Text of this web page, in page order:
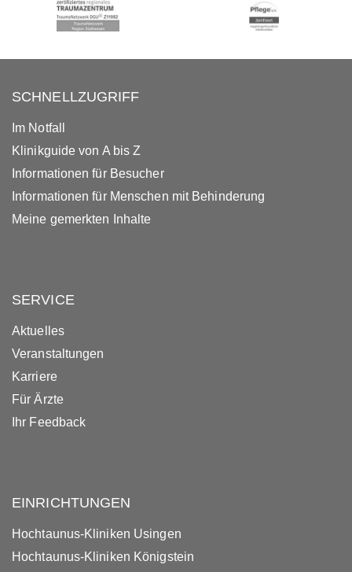
SCHNELLZUGRIFF
Im Notfall
Klinikguide von A bis Z
Informationen für Besucher
Informationen für Menschen mit Behinderung
Meine gemerkten Inhalte
SERVICE
Aktuelles
Veranstaltungen
Karriere
Für Ärzte
Ihr Feedback
EINRICHTUNGEN
Hochtaunus-Kliniken Usingen
Hochtaunus-Kliniken Königstein